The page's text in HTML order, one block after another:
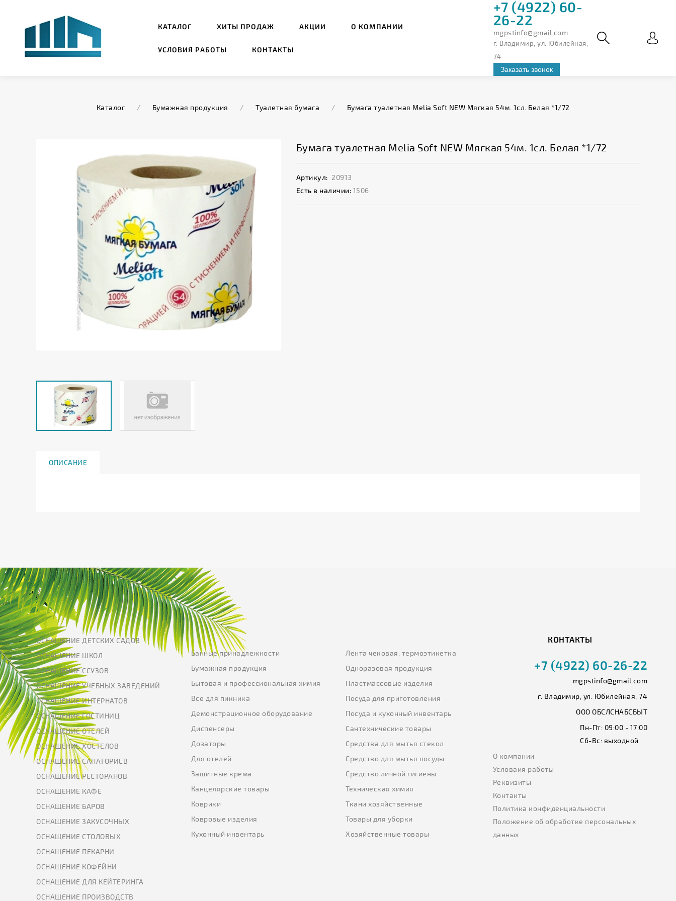
КАТАЛОГ ХИТЫ ПРОДАЖ АКЦИИ О КОМПАНИИ
УСЛОВИЯ РАБОТЫ КОНТАКТЫ
+7 (4922) 60-
26-22
mgpstinfo@gmail.com
г. Владимир, ул. Юбилейная,
74
Заказать звонок
Каталог / Бумажная продукция / Туалетная бумага / Бумага туалетная Melia Soft NEW Мягкая 54м. 1сл. Белая *1/72
Бумага туалетная Melia Soft NEW Мягкая 54м. 1сл. Белая *1/72
Артикул: 20913
Есть в наличии: 1506
ОПИСАНИЕ
ОСНАЩЕНИЕ ДЕТСКИХ САДОВ
ОСНАЩЕНИЕ ШКОЛ
ОСНАЩЕНИЕ ССУЗОВ
ОСНАЩЕНИЕ УЧЕБНЫХ ЗАВЕДЕНИЙ
ОСНАЩЕНИЕ ИНТЕРНАТОВ
ОСНАЩЕНИЕ ГОСТИНИЦ
ОСНАЩЕНИЕ ОТЕЛЕЙ
ОСНАЩЕНИЕ ХОСТЕЛОВ
ОСНАЩЕНИЕ САНАТОРИЕВ
ОСНАЩЕНИЕ РЕСТОРАНОВ
ОСНАЩЕНИЕ КАФЕ
ОСНАЩЕНИЕ БАРОВ
ОСНАЩЕНИЕ ЗАКУСОЧНЫХ
ОСНАЩЕНИЕ СТОЛОВЫХ
ОСНАЩЕНИЕ ПЕКАРНИ
ОСНАЩЕНИЕ КОФЕЙНИ
ОСНАЩЕНИЕ ДЛЯ КЕЙТЕРИНГА
ОСНАЩЕНИЕ ПРОИЗВОДСТВ
Банные принадлежности
Бумажная продукция
Бытовая и профессиональная химия
Все для пикника
Демонстрационное оборудование
Диспенсеры
Дозаторы
Для отелей
Защитные крема
Канцелярские товары
Коврики
Ковровые изделия
Кухонный инвентарь
Лента чековая, термоэтикетка
Одноразовая продукция
Пластмассовые изделия
Посуда для приготовления
Посуда и кухонный инвентарь
Сантехнические товары
Средства для мытья стекол
Средство для мытья посуды
Средство личной гигиены
Техническая химия
Ткани хозяйственные
Товары для уборки
Хозяйственные товары
КОНТАКТЫ
+7 (4922) 60-26-22
mgpstinfo@gmail.com
г. Владимир, ул. Юбилейная, 74
ООО ОБСЛСНАБСБЫТ
Пн-Пт: 09:00 - 17:00
Сб-Вс: выходной
О компании
Условаия работы
Реквизиты
Контакты
Политика конфиденциальности
Положение об обработке персональных
данных